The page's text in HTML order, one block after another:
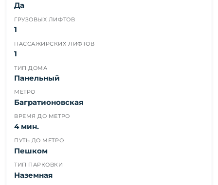
Да
ГРУЗОВЫХ ЛИФТОВ
1
ПАССАЖИРСКИХ ЛИФТОВ
1
ТИП ДОМА
Панельный
МЕТРО
Багратионовская
ВРЕМЯ ДО МЕТРО
4 мин.
ПУТЬ ДО МЕТРО
Пешком
ТИП ПАРКОВКИ
Наземная